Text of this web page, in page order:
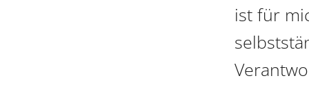
ist für